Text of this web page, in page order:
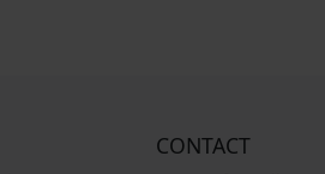
CONTACT